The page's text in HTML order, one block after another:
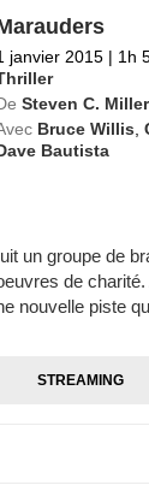
janvier 2015 | 1h
Steven C. Miller
Bruce Willis ,
Bautista
un groupe de
de
nouvelle piste
STREAMING